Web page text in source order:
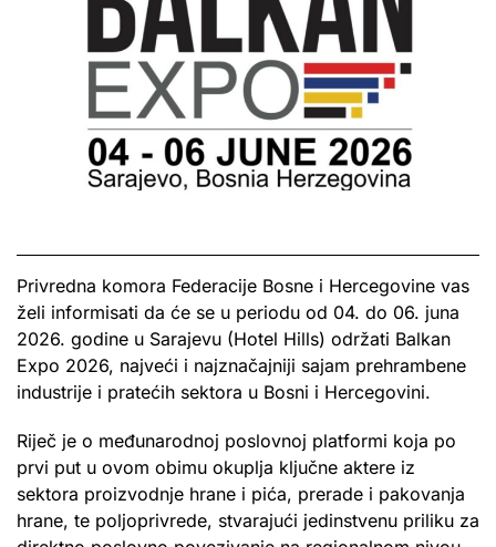
Privredna komora Federacije Bosne i Hercegovine vas
želi informisati da će se u periodu od 04. do 06. juna
2026. godine u Sarajevu (Hotel Hills) održati Balkan
Expo 2026, najveći i najznačajniji sajam prehrambene
industrije i pratećih sektora u Bosni i Hercegovini.
Riječ je o međunarodnoj poslovnoj platformi koja po
prvi put u ovom obimu okuplja ključne aktere iz
sektora proizvodnje hrane i pića, prerade i pakovanja
hrane, te poljoprivrede, stvarajući jedinstvenu priliku za